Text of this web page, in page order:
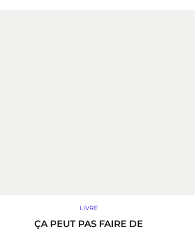
LIVRE
ÇA PEUT PAS FAIRE DE